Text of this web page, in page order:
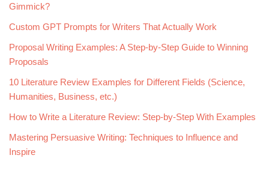
Gimmick?
Custom GPT Prompts for Writers That Actually Work
Proposal Writing Examples: A Step-by-Step Guide to Winning
Proposals
10 Literature Review Examples for Different Fields (Science,
Humanities, Business, etc.)
How to Write a Literature Review: Step-by-Step With Examples
Mastering Persuasive Writing: Techniques to Influence and
Inspire